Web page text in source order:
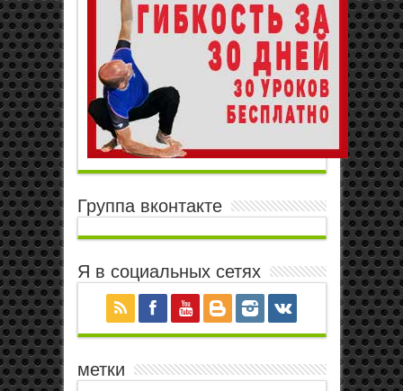
Группа вконтакте
Я в социальных сетях
метки